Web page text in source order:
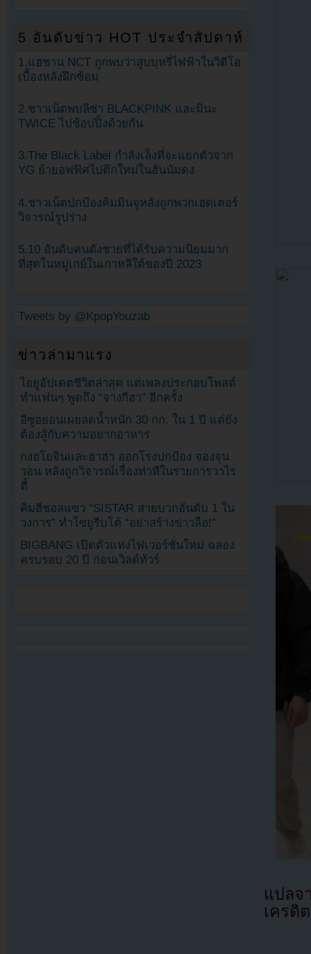
แปล
เครดิ
5 อันดับข่าว HOT ประจำสัปดาห์
1.แฮชาน NCT ถูกพบว่าสูบบุหรี่ไฟฟ้าในวิดีโอ
เบื้องหลังฝึกซ้อม
2.ชาวเน็ตพบลิซ่า BLACKPINK และมินะ
TWICE ไปช้อปปิ้งด้วยกัน
3.The Black Label กำลังเล็งที่จะแยกตัวจาก
YG ย้ายอฟฟิศไปตึกใหม่ในฮันนัมดง
4.ชาวเน็ตปกป้องคิมมินจูหลังถูกพวกเฮดเตอร์
วิจารณ์รูปร่าง
5.10 อันดับคนดังชายที่ได้รับความนิยมมาก
ที่สุดในหมู่เกย์ในเกาหลีใต้ของปี 2023
Tweets by @KpopYouzab
ข่าวล่ามาแรง
ไอยูอัปเดตชีวิตล่าสุด แต่เพลงประกอบโพสต์
ทำแฟนๆ พูดถึง “จางกีฮา” อีกครั้ง
อีซูฮยอนเผยลดน้ำหนัก 30 กก. ใน 1 ปี แต่ยัง
ต้องสู้กับความอยากอาหาร
กงฮโยจินและฮาฮ่า ออกโรงปกป้อง จองจุน
วอน หลังถูกวิจารณ์เรื่องท่าทีในรายการวาไร
ตี้
คิมฮีชอลแซว “SISTAR สายบวกอันดับ 1 ใน
วงการ” ทำโซยูรีบโต้ “อย่าสร้างข่าวลือ!”
BIGBANG เปิดตัวแท่งไฟเวอร์ชั่นใหม่ ฉลอง
ครบรอบ 20 ปี ก่อนเวิลด์ทัวร์